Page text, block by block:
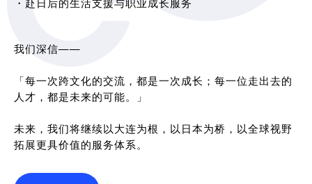
我们深信——
「每一次跨文化的交流，都是一次成长；每一位走出去的
人才，都是未来的可能。」
未来，我们将继续以大连为根，以日本为桥，以全球视野
拓展更具价值的服务体系。